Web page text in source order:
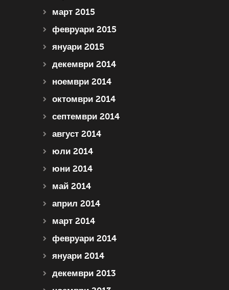
март 2015
февруари 2015
януари 2015
декември 2014
ноември 2014
октомври 2014
септември 2014
август 2014
юли 2014
юни 2014
май 2014
април 2014
март 2014
февруари 2014
януари 2014
декември 2013